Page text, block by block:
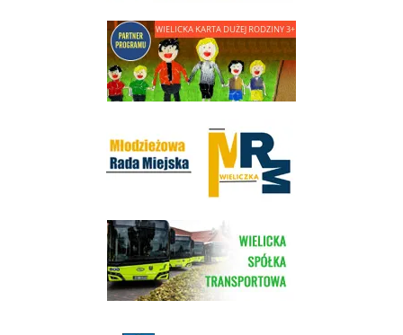
link do strony - Wielicka Karta Dużej Rodziny
link do strony Wielickiej Spółki Transportowej